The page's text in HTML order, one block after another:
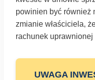
powinien być również
zmianie właściciela,
rachunek uprawnionej
UWAGA